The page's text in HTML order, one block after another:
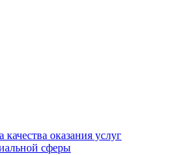
оказания услуг
сферы